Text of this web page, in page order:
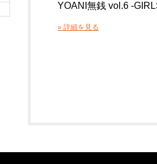
YOANI無銭 vol.6 -
» 詳細を見る